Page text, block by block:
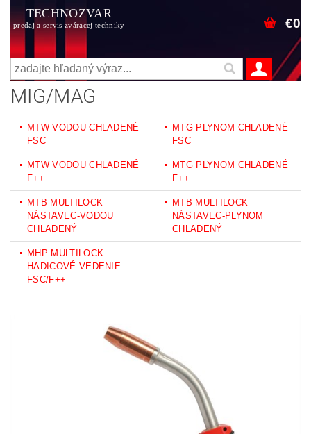
TECHNOZVAR
predaj a servis zváracej techniky €0
MIG/MAG
MTW VODOU CHLADENÉ
FSC
MTG PLYNOM CHLADENÉ
FSC
MTW VODOU CHLADENÉ
F++
MTG PLYNOM CHLADENÉ
F++
MTB MULTILOCK
NÁSTAVEC-VODOU
CHLADENÝ
MTB MULTILOCK
NÁSTAVEC-PLYNOM
CHLADENÝ
MHP MULTILOCK
HADICOVÉ VEDENIE
FSC/F++